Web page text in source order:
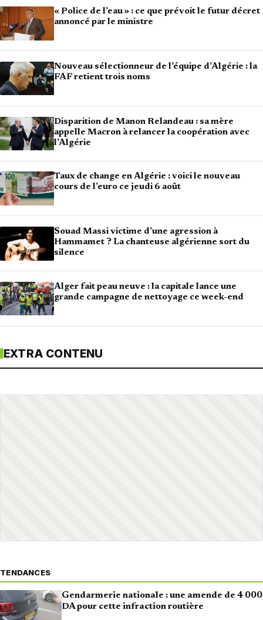
« Police de l’eau » : ce que prévoit le futur décret
annoncé par le ministre
Nouveau sélectionneur de l’équipe d’Algérie : la
FAF retient trois noms
Disparition de Manon Relandeau : sa mère
appelle Macron à relancer la coopération avec
l’Algérie
Taux de change en Algérie : voici le nouveau
cours de l’euro ce jeudi 6 août
Souad Massi victime d’une agression à
Hammamet ? La chanteuse algérienne sort du
silence
Alger fait peau neuve : la capitale lance une
grande campagne de nettoyage ce week-end
EXTRA CONTENU
TENDANCES
Gendarmerie nationale : une amende de 4 000
DA pour cette infraction routière